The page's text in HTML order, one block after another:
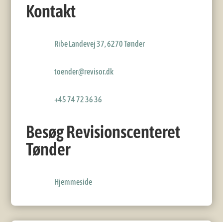
Kontakt
Ribe Landevej 37, 6270 Tønder
toender@revisor.dk
+45 74 72 36 36
Besøg Revisionscenteret
Tønder
Hjemmeside